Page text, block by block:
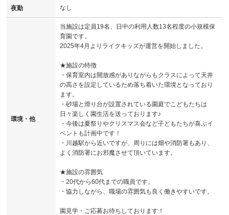
夜勤 なし
環境・他
当施設は定員19名、日中の利用人数13名程度の小規模保
育園です。
2025年4月よりライクキッズが運営を開始しました。
★施設の特徴
・保育室内は開放感がありながらもクラスによって天井
の高さを設定しているため落ち着いた環境となっており
ます。
・砂場と滑り台が設置されている園庭でこどもたちは
日々楽しく園生活を送っております♪
・今後は夏祭りやクリスマス会など子どもたちが喜ぶイ
ベントも計画中です！
・川越駅から近いですが、周りには畑や消防署もあり、
よく消防署にお邪魔させて頂いています。
★施設の雰囲気
・20代から60代までの職員です。
・協力しながら、職場の雰囲気も良く働きやすいです。
園見学・ご応募お待ちしております！